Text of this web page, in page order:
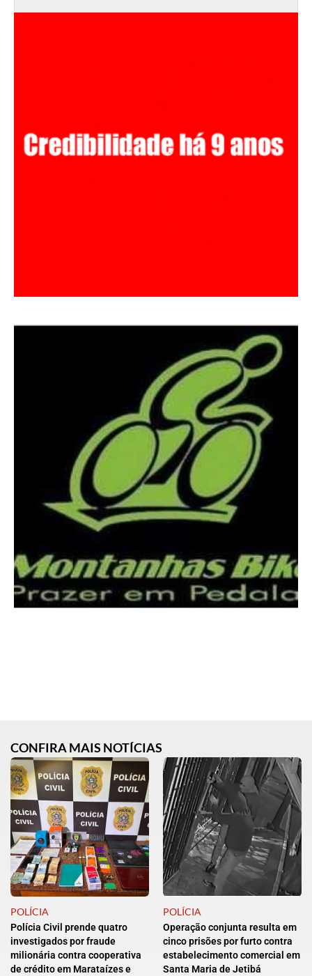
CONFIRA MAIS NOTÍCIAS
POLÍCIA
Polícia Civil prende quatro
investigados por fraude
milionária contra cooperativa
de crédito em Marataízes e
POLÍCIA
Operação conjunta resulta em
cinco prisões por furto contra
estabelecimento comercial em
Santa Maria de Jetibá